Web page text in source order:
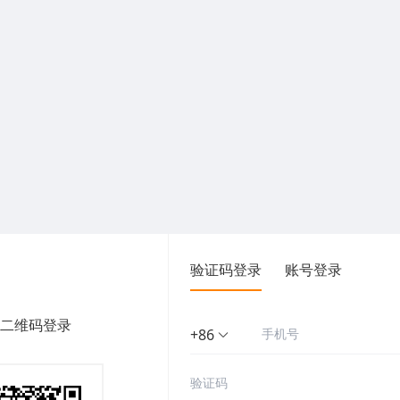
维码登录
验证码登录 账号登录
+86